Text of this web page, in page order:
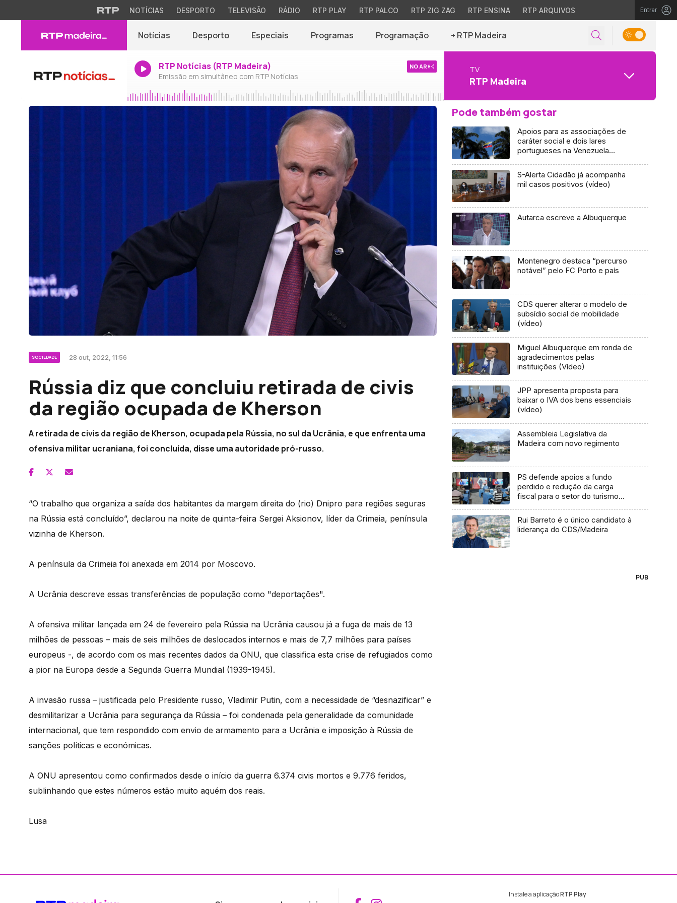
NOTÍCIAS DESPORTO TELEVISÃO RÁDIO RTP PLAY RTP PALCO RTP ZIG ZAG RTP ENSINA RTP ARQUIVOS Entrar
Notícias Desporto Especiais Programas Programação + RTP Madeira
RTP Notícias (RTP Madeira)
Emissão em simultâneo com RTP Notícias
NO AR TV
RTP Madeira
SOCIEDADE 28 out, 2022, 11:56
Rússia diz que concluiu retirada de civis
da região ocupada de Kherson
A retirada de civis da região de Kherson, ocupada pela Rússia, no sul da Ucrânia, e que enfrenta uma
ofensiva militar ucraniana, foi concluída, disse uma autoridade pró-russo.
“O trabalho que organiza a saída dos habitantes da margem direita do (rio) Dnipro para regiões seguras
na Rússia está concluído”, declarou na noite de quinta-feira Sergei Aksionov, líder da Crimeia, península
vizinha de Kherson.
A península da Crimeia foi anexada em 2014 por Moscovo.
A Ucrânia descreve essas transferências de população como "deportações".
A ofensiva militar lançada em 24 de fevereiro pela Rússia na Ucrânia causou já a fuga de mais de 13
milhões de pessoas – mais de seis milhões de deslocados internos e mais de 7,7 milhões para países
europeus -, de acordo com os mais recentes dados da ONU, que classifica esta crise de refugiados como
a pior na Europa desde a Segunda Guerra Mundial (1939-1945).
A invasão russa – justificada pelo Presidente russo, Vladimir Putin, com a necessidade de “desnazificar” e
desmilitarizar a Ucrânia para segurança da Rússia – foi condenada pela generalidade da comunidade
internacional, que tem respondido com envio de armamento para a Ucrânia e imposição à Rússia de
sanções políticas e económicas.
A ONU apresentou como confirmados desde o início da guerra 6.374 civis mortos e 9.776 feridos,
sublinhando que estes números estão muito aquém dos reais.
Lusa
Pode também gostar
Apoios para as associações de
caráter social e dois lares
portugueses na Venezuela
S-Alerta Cidadão já acompanha
mil casos positivos (vídeo)
Autarca escreve a Albuquerque
Montenegro destaca “percurso
notável” pelo FC Porto e país
CDS querer alterar o modelo de
subsídio social de mobilidade
(vídeo)
Miguel Albuquerque em ronda de
agradecimentos pelas
instituições (Vídeo)
JPP apresenta proposta para
baixar o IVA dos bens essenciais
(vídeo)
Assembleia Legislativa da
Madeira com novo regimento
PS defende apoios a fundo
perdido e redução da carga
fiscal para o setor do turismo
Rui Barreto é o único candidato à
liderança do CDS/Madeira
PUB
Instale a aplicaçãoRTP Play